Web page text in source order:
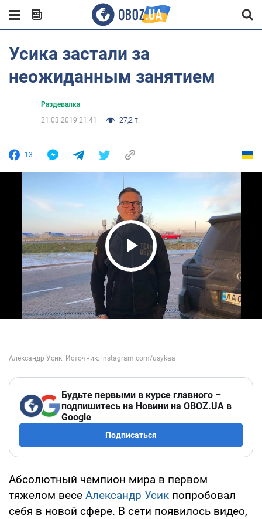
Усика застали за
неожиданным занятием
Раздевалка
21.03.2019 21:41
27,2 т.
13
Play Video
Будьте первыми в курсе главного –
подпишитесь на Новини на OBOZ.UA в
Google
Подписаться
Абсолютный чемпион мира в первом
тяжелом весе Александр Усик попробовал
себя в новой сфере. В сети появилось видео,